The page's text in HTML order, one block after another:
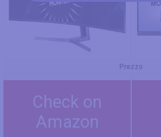
Prezzo
Check on
Amazon